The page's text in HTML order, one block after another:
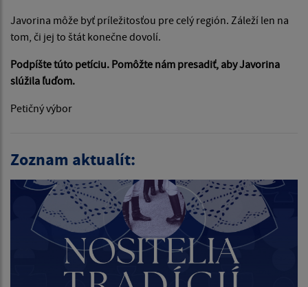
Javorina môže byť príležitosťou pre celý región. Záleží len na
tom, či jej to štát konečne dovolí.
Podpíšte túto petíciu. Pomôžte nám presadiť, aby Javorina
slúžila ľuďom.
Petičný výbor
Zoznam aktualít: